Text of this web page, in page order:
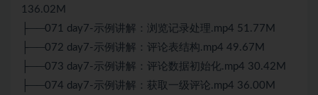
136.02M
├──071 day7-示例讲解：浏览记录处理.mp4 51.77M
├──072 day7-示例讲解：评论表结构.mp4 49.67M
├──073 day7-示例讲解：评论数据初始化.mp4 30.42M
├──074 day7-示例讲解：获取一级评论.mp4 36.00M